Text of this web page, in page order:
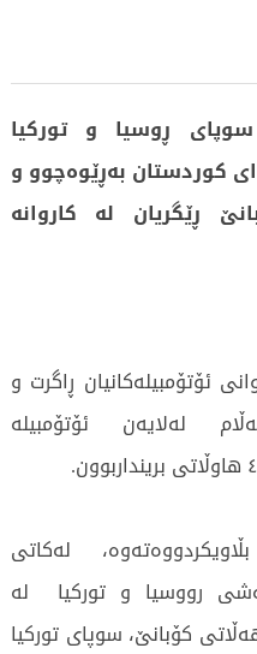
ڕوسیا و تورکیا
کوردستان بەڕێوەچوو و
ڕێگریان لە کاروانە
ئۆتۆمبیلەکانیان ڕاگرت و
لەلایەن ئۆتۆمبیلە
لەکاتی
رووسیا و تورکیا لە
کۆبانێ، سوپای تورکیا